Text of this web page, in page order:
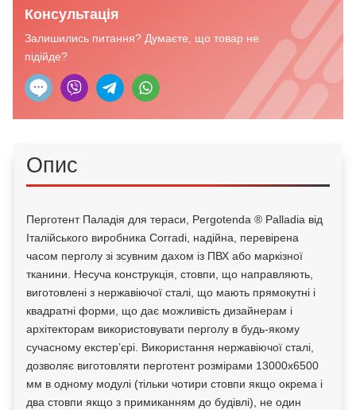
Консультація
Залишились питання? Думаєте, що товар не
підійде?
Опис
Перготент Паладія для тераси, Pergotenda ® Palladia від
Італійського виробника Corradi, надійна, перевірена
часом перголу зі зсувним дахом із ПВХ або маркізної
тканини. Несуча конструкція, стовпи, що направляють,
виготовлені з нержавіючої сталі, що мають прямокутні і
квадратні форми, що дає можливість дизайнерам і
архітекторам використовувати перголу в будь-якому
сучасному екстер’єрі. Використання нержавіючої сталі,
дозволяє виготовляти перготент розмірами 13000х6500
мм в одному модулі (тільки чотири стовпи якщо окрема і
два стовпи якщо з примиканням до будівлі), не один